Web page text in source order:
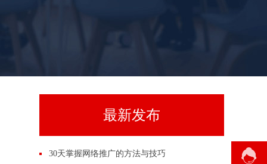
最新发布
30天掌握网络推广的方法与技巧